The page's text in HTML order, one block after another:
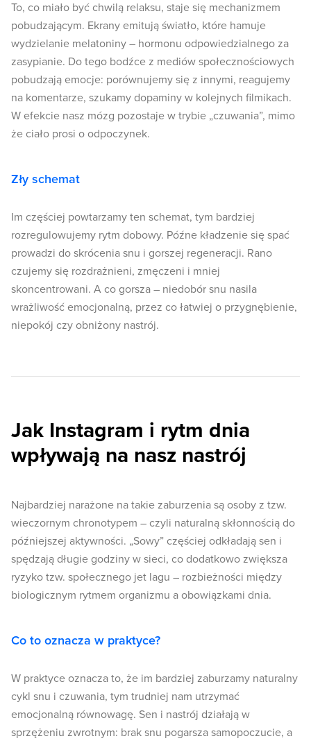
To, co miało być chwilą relaksu, staje się mechanizmem
pobudzającym. Ekrany emitują światło, które hamuje
wydzielanie melatoniny – hormonu odpowiedzialnego za
zasypianie. Do tego bodźce z mediów społecznościowych
pobudzają emocje: porównujemy się z innymi, reagujemy
na komentarze, szukamy dopaminy w kolejnych filmikach.
W efekcie nasz mózg pozostaje w trybie „czuwania”, mimo
że ciało prosi o odpoczynek.
Zły schemat
Im częściej powtarzamy ten schemat, tym bardziej
rozregulowujemy rytm dobowy. Późne kładzenie się spać
prowadzi do skrócenia snu i gorszej regeneracji. Rano
czujemy się rozdrażnieni, zmęczeni i mniej
skoncentrowani. A co gorsza – niedobór snu nasila
wrażliwość emocjonalną, przez co łatwiej o przygnębienie,
niepokój czy obniżony nastrój.
Jak Instagram i rytm dnia
wpływają na nasz nastrój
Najbardziej narażone na takie zaburzenia są osoby z tzw.
wieczornym chronotypem – czyli naturalną skłonnością do
późniejszej aktywności. „Sowy” częściej odkładają sen i
spędzają długie godziny w sieci, co dodatkowo zwiększa
ryzyko tzw. społecznego jet lagu – rozbieżności między
biologicznym rytmem organizmu a obowiązkami dnia.
Co to oznacza w praktyce?
W praktyce oznacza to, że im bardziej zaburzamy naturalny
cykl snu i czuwania, tym trudniej nam utrzymać
emocjonalną równowagę. Sen i nastrój działają w
sprzężeniu zwrotnym: brak snu pogarsza samopoczucie, a